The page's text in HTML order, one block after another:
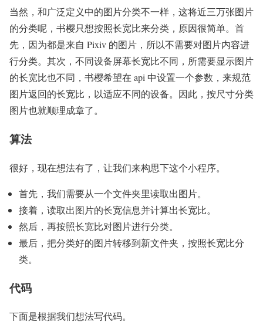
当然，和广泛定义中的图片分类不一样，这将近三万张图片
的分类呢，书樱只想按照长宽比来分类，原因很简单。首
先，因为都是来自 Pixiv 的图片，所以不需要对图片内容进
行分类。其次，不同设备屏幕长宽比不同，所需要显示图片
的长宽比也不同，书樱希望在 api 中设置一个参数，来规范
图片返回的长宽比，以适应不同的设备。因此，按尺寸分类
图片也就顺理成章了。
算法
很好，现在想法有了，让我们来构思下这个小程序。
首先，我们需要从一个文件夹里读取出图片。
接着，读取出图片的长宽信息并计算出长宽比。
然后，再按照长宽比对图片进行分类。
最后，把分类好的图片转移到新文件夹，按照长宽比分
类。
代码
下面是根据我们想法写代码。